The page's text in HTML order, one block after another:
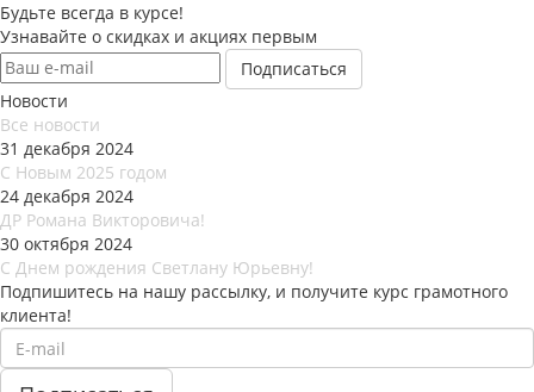
Будьте всегда в курсе!
Узнавайте о скидках и акциях первым
Новости
Все новости
31 декабря 2024
С Новым 2025 годом
24 декабря 2024
ДР Романа Викторовича!
30 октября 2024
С Днем рождения Светлану Юрьевну!
Подпишитесь на нашу рассылку, и получите курс грамотного
клиента!